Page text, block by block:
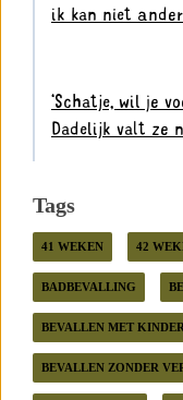
ik kan niet
‘Schatje, wil je
Dadelijk valt ze
Tags
41 WEKEN 42
BADBEVALLING
BEVALLEN MET
BEVALLEN ZONDER